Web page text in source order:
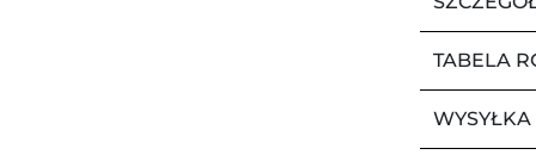
TABELA
WYSYŁKA